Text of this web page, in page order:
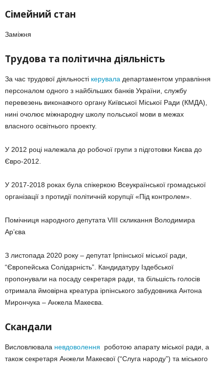
Сімейний стан
Заміжня
Трудова та політична діяльність
За час трудової діяльності керувала департаментом управління
персоналом одного з найбільших банків України, службу
перевезень виконавчого органу Київської Міської Ради (КМДА),
нині очолює міжнародну школу польської мови в межах
власного освітнього проекту.
У 2012 році належала до робочої групи з підготовки Києва до
Євро-2012.
У 2017-2018 роках була спікеркою Всеукраїнської громадської
організації з протидії політичній корупції «Під контролем».
Помічниця народного депутата VIII скликання Володимира
Ар’єва
З листопада 2020 року – депутат Ірпінської міської ради,
“Європейська Солідарність”. Кандидатуру Іздебської
пропонували на посаду секретаря ради, та більшість голосів
отримала ймовірна креатура ірпінського забудовника Антона
Мирончука – Анжела Макеєва.
Скандали
Висловлювала невдоволення
роботою апарату міської ради, а
також секретаря Анжели Макеєвої (“Слуга народу”) та міського